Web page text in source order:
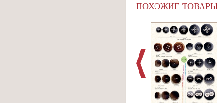
ПОХОЖИЕ